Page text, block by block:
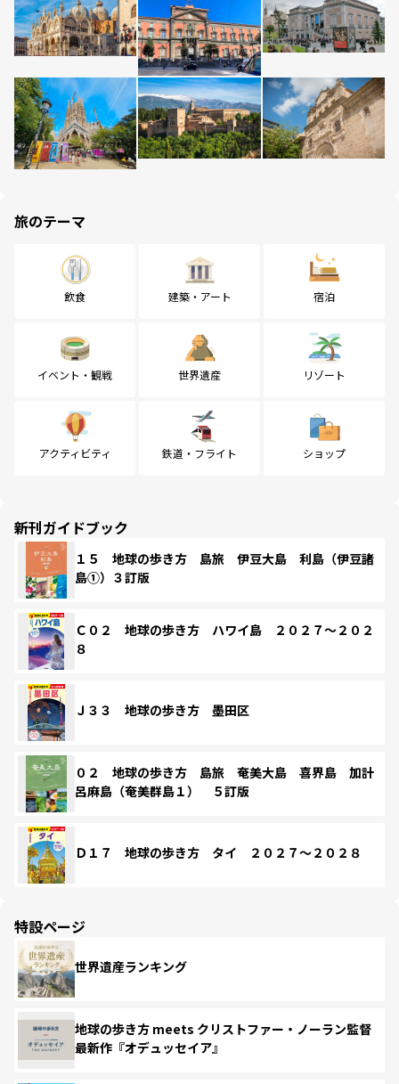
旅のテーマ
飲食 建築・アート 宿泊
イベント・観戦 世界遺産 リゾート
アクティビティ 鉄道・フライト ショップ
新刊ガイドブック
１５ 地球の歩き方 島旅 伊豆大島 利島（伊豆諸
島①）３訂版
Ｃ０２ 地球の歩き方 ハワイ島 ２０２７～２０２
８
Ｊ３３ 地球の歩き方 墨田区
０２ 地球の歩き方 島旅 奄美大島 喜界島 加計
呂麻島（奄美群島１） ５訂版
Ｄ１７ 地球の歩き方 タイ ２０２７～２０２８
特設ページ
世界遺産ランキング
地球の歩き方 meets クリストファー・ノーラン監督
最新作『オデュッセイア』